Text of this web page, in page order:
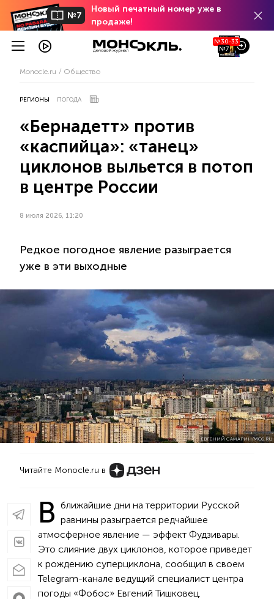
№7
Новый печатный номер уже в
продаже!
№30-33
№7
Monocle.ru Общество
РЕГИОНЫ ПОГОДА
«Бернадетт» против
«каспийца»: «танец»
циклонов выльется в потоп
в центре России
8 июля 2026, 11:20
Редкое погодное явление разыграется
уже в эти выходные
ЕВГЕНИЙ САМАРИН/MOS.RU
Читайте Monocle.ru в
В ближайшие дни на территории Русской
равнины разыграется редчайшее
атмосферное явление — эффект Фудзивары.
Это слияние двух циклонов, которое приведет
к рождению суперциклона, сообщил в своем
Telegram-канале ведущий специалист центра
погоды «Фобос» Евгений Тишковец.